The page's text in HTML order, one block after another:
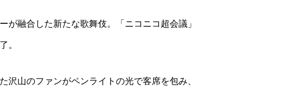
が融合した新たな歌舞伎。「ニコニコ超会議」
。
山のファンがペンライトの光で客席を包み、